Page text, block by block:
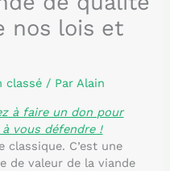
nos lois et
classé / ParAlain
à faire un don pour
vous défendre !
classique. C’est une
de valeur de la viande